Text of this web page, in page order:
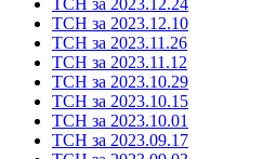
ТСН за 2023.12.10
ТСН за 2023.11.26
ТСН за 2023.11.12
ТСН за 2023.10.29
ТСН за 2023.10.15
ТСН за 2023.10.01
ТСН за 2023.09.17